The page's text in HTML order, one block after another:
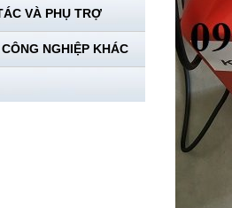
VÀ PHỤ TRỢ
NGHIỆP KHÁC